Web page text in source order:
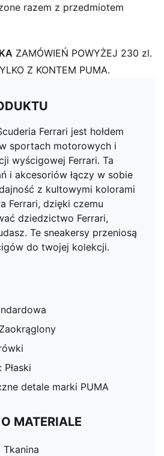
razem z przedmiotem
ZAMÓWIEŃ POWYŻEJ 230 zl.
Z KONTEM PUMA.
Ferrari jest hołdem
sportach motorowych i
wyścigowej Ferrari. Ta
i akcesoriów łączy w sobie
z kultowymi kolorami
Ferrari, dzięki czemu
dziedzictwo Ferrari,
Te sneakersy przeniosą
do twojej kolekcji.
detale marki PUMA
MATERIALE
Tkanina